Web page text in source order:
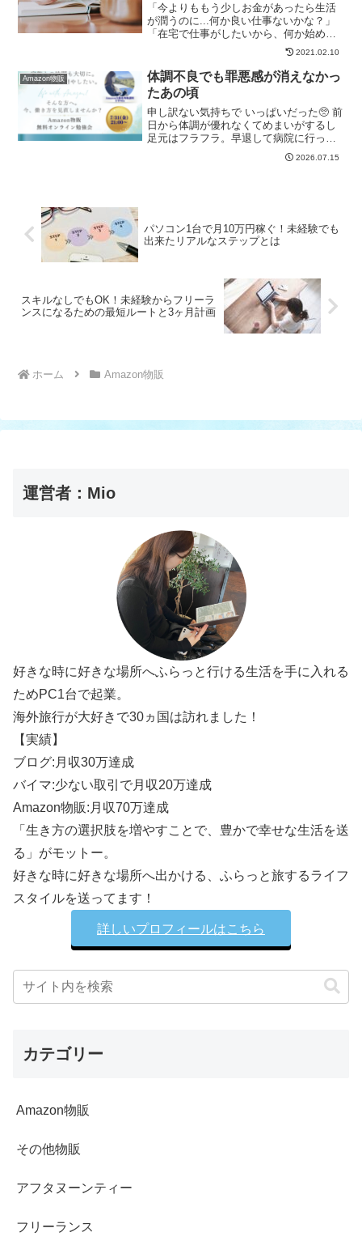
「今よりももう少しお金があったら生活
が潤うのに...何か良い仕事ないかな？」
「在宅で仕事がしたいから、何か始めて
いずれ本業にして稼ぎたい！」そんな方
にはライターのお仕事がおすすめです。
在宅でできる仕事はいろいろあります
が、このブログでご紹介...
2021.02.10
Amazon物販
体調不良でも罪悪感が消えなかっ
たあの頃
申し訳ない気持ちで いっぱいだった🥺 前
日から体調が優れなくてめまいがするし
足元はフラフラ。早退して病院に行った
ら貧血って言われた。 体調が優れないの
に申し訳ない気持ちに押し潰されそ
2026.07.15
パソコン1台で月10万円稼ぐ！未経験でも
出来たリアルなステップとは
スキルなしでもOK！未経験からフリーラ
ンスになるための最短ルートと3ヶ月計画
ホーム Amazon物販
運営者：Mio
好きな時に好きな場所へふらっと行ける生活を手に入れる
ためPC1台で起業。
海外旅行が大好きで30ヵ国は訪れました！
【実績】
ブログ:月収30万達成
バイマ:少ない取引で月収20万達成
Amazon物販:月収70万達成
「生き方の選択肢を増やすことで、豊かで幸せな生活を送
る」がモットー。
好きな時に好きな場所へ出かける、ふらっと旅するライフ
スタイルを送ってます！
詳しいプロフィールはこちら
カテゴリー
Amazon物販
その他物販
アフタヌーンティー
フリーランス